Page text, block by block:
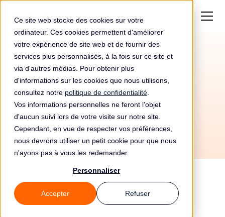
Ce site web stocke des cookies sur votre
ordinateur. Ces cookies permettent d'améliorer
votre expérience de site web et de fournir des
services plus personnalisés, à la fois sur ce site et
via d'autres médias. Pour obtenir plus
d'informations sur les cookies que nous utilisons,
consultez notre politique de confidentialité
Vos informations personnelles ne feront l'objet
d'aucun suivi lors de votre visite sur notre site.
Cependant, en vue de respecter vos préférences,
nous devrons utiliser un petit cookie pour que nous
n'ayons pas à vous les redemander.
Personnaliser
Accepter Refuser
Article 40 RGPD
Codes de conduite
Chapitre 4 - Responsable du traitement et sous-
traitant